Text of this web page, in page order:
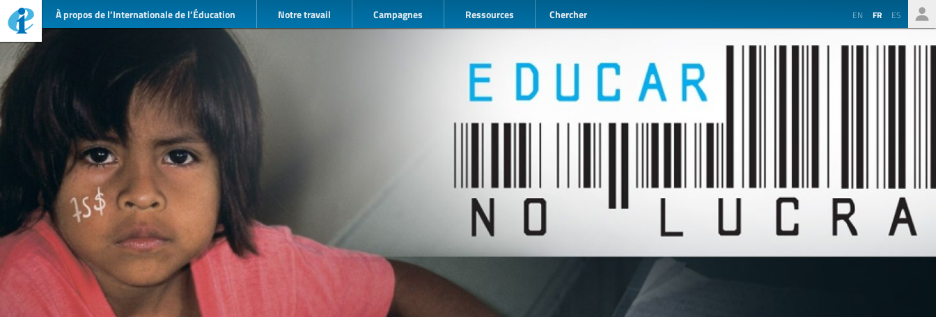
À propos de l’Internationale de l’Éducation Notre travail Campagnes Ressources Chercher EN FR ES